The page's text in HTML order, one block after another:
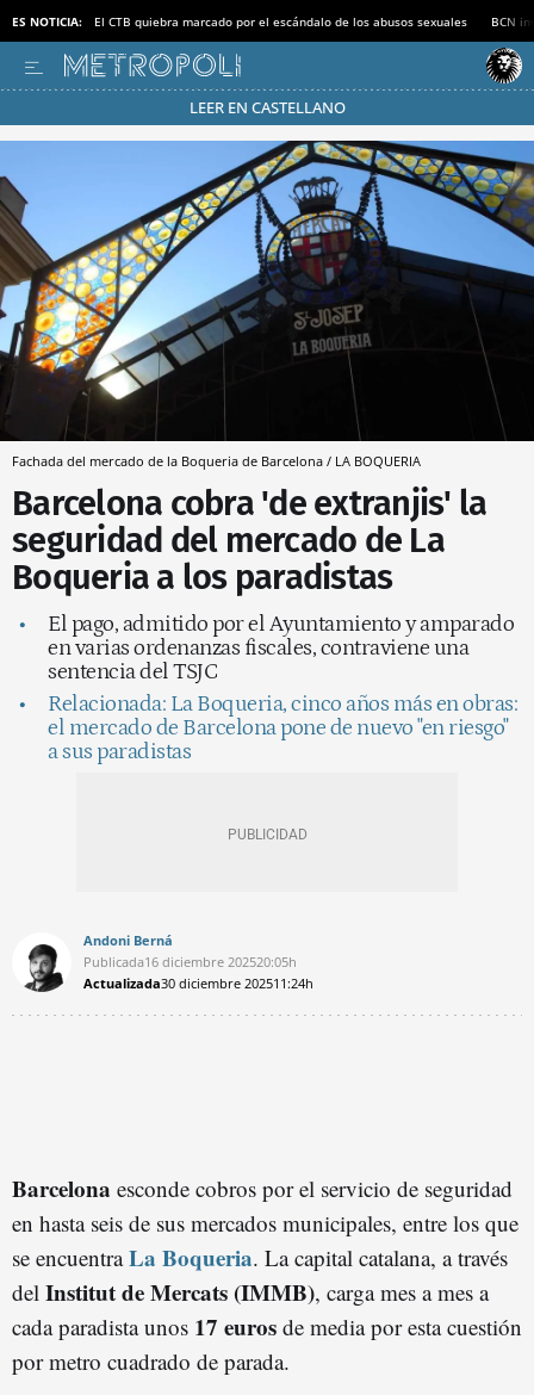
ES NOTICIA: El CTB quiebra marcado por el escándalo de los abusos sexuales BCN
LEER EN CASTELLANO
Pásate al MODO AHORRO
Fachada del mercado de la Boqueria de Barcelona / LA BOQUERIA
Barcelona cobra 'de extranjis' la
seguridad del mercado de La
Boqueria a los paradistas
El pago, admitido por el Ayuntamiento y amparado
en varias ordenanzas fiscales, contraviene una
sentencia del TSJC
Relacionada: La Boqueria, cinco años más en obras:
el mercado de Barcelona pone de nuevo "en riesgo"
a sus paradistas
Andoni Berná
Publicada16 diciembre 202520:05h
Actualizada30 diciembre 202511:24h
Barcelona esconde cobros por el servicio de seguridad
en hasta seis de sus mercados municipales, entre los que
se encuentraLa Boqueria. La capital catalana, a través
del Institut de Mercats (IMMB), carga mes a mes a
cada paradista unos 17 euros de media por esta cuestión
por metro cuadrado de parada.